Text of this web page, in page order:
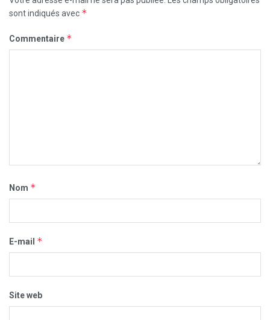
sont indiqués avec *
Commentaire *
Nom *
E-mail *
Site web